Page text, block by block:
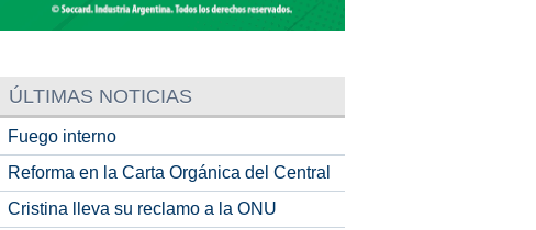
ÚLTIMAS NOTICIAS
Fuego interno
Reforma en la Carta Orgánica del Central
Cristina lleva su reclamo a la ONU